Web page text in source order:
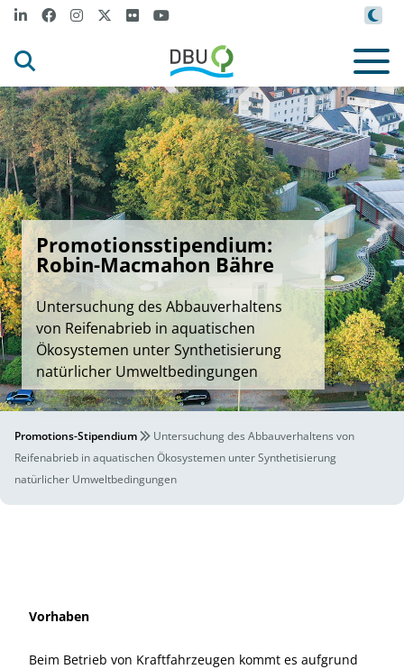
Promotionsstipendium:
Robin-Macmahon Bähre
Untersuchung des Abbauverhaltens
von Reifenabrieb in aquatischen
Ökosystemen unter Synthetisierung
natürlicher Umweltbedingungen
Promotions-Stipendium
Untersuchung des Abbauverhaltens von
Reifenabrieb in aquatischen Ökosystemen unter Synthetisierung
natürlicher Umweltbedingungen
Vorhaben
Beim Betrieb von Kraftfahrzeugen kommt es aufgrund